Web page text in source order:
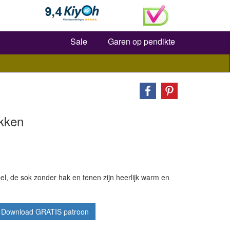
Zoeken
Sale Garen op pendikte
de sok zonder hak en tenen zijn heerlijk warm en
Download GRATIS patroon